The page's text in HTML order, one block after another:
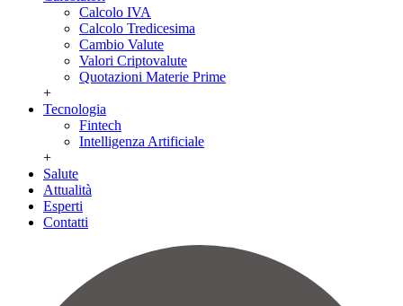
Calcolo IVA
Calcolo Tredicesima
Cambio Valute
Valori Criptovalute
Quotazioni Materie Prime
+
Tecnologia
Fintech
Intelligenza Artificiale
+
Salute
Attualità
Esperti
Contatti